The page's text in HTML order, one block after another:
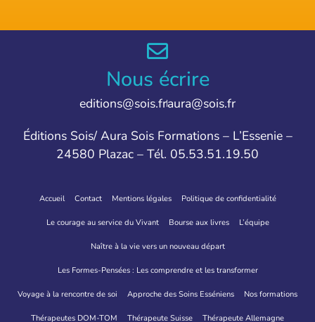
Nous écrire
editions@sois.fraura@sois.fr
Éditions Sois/ Aura Sois Formations – L’Essenie –
24580 Plazac – Tél. 05.53.51.19.50
Accueil Contact Mentions légales Politique de confidentialité
Le courage au service du Vivant Bourse aux livres L’équipe
Naître à la vie vers un nouveau départ
Les Formes-Pensées : Les comprendre et les transformer
Voyage à la rencontre de soi Approche des Soins Esséniens Nos formations
Thérapeutes DOM-TOM Thérapeute Suisse Thérapeute Allemagne